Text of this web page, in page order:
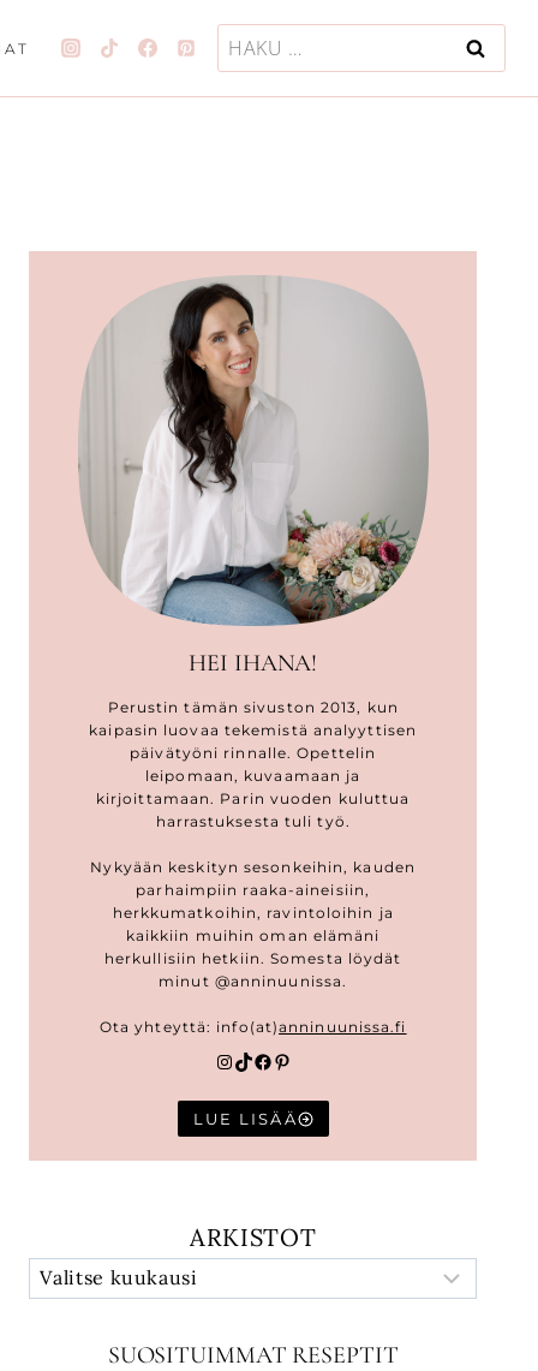
Haku:
HEI IHANA!
Perustin tämän sivuston 2013, kun
kaipasin luovaa tekemistä analyyttisen
päivätyöni rinnalle. Opettelin
leipomaan, kuvaamaan ja
kirjoittamaan. Parin vuoden kuluttua
harrastuksesta tuli työ.
Nykyään keskityn sesonkeihin, kauden
parhaimpiin raaka-aineisiin,
herkkumatkoihin, ravintoloihin ja
kaikkiin muihin oman elämäni
herkullisiin hetkiin. Somesta löydät
minut @anninuunissa.
Ota yhteyttä: info(at)anninuunissa.fi
Instagram
TikTok
Facebook
Pinterest
LUE LISÄÄ
ARKISTOT
SUOSITUIMMAT RESEPTIT